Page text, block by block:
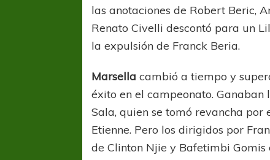
las anotaciones de Robert Beric,
Renato Civelli descontó para un
la expulsión de Franck Beria.
Marsella cambió a tiempo y
éxito en el campeonato.
Sala, quien se tomó revancha
Etienne. Pero los dirigidos por
de Clinton Njie y Bafetimbi Gomis